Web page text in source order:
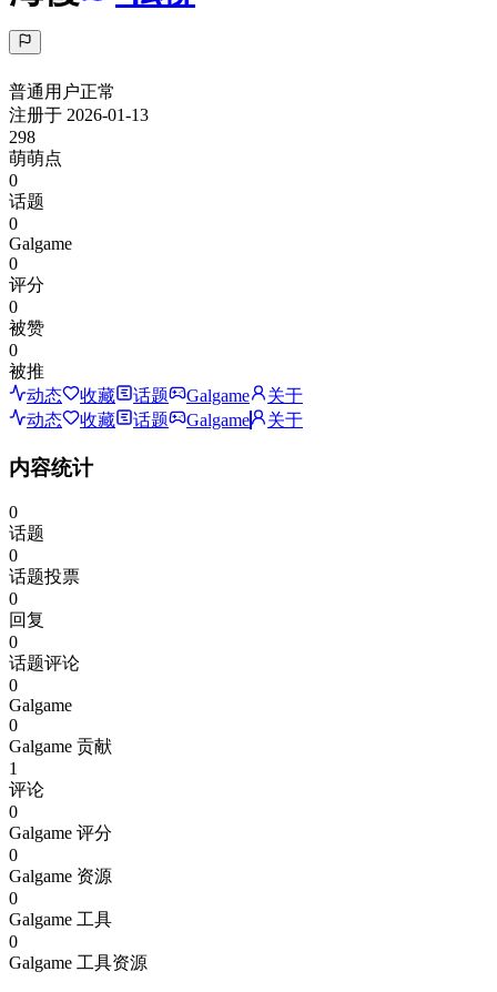
普通用户正常
注册于 2026-01-13
298
萌萌点
0
话题
0
Galgame
0
评分
0
被赞
0
被推
动态
收藏 话题 Galgame
关于
动态
收藏 话题 Galgame 关于
内容统计
0
话题
0
话题投票
0
回复
0
话题评论
0
Galgame
0
Galgame 贡献
1
评论
0
Galgame 评分
0
Galgame 资源
0
Galgame 工具
0
Galgame 工具资源